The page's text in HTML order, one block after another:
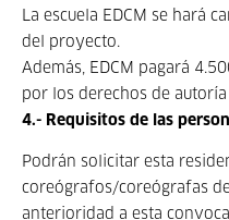
La escuela EDCM se hará
del proyecto.
Además, EDCM pagará
por los derechos de
4.- Requisitos de las
Podrán solicitar esta
coreógrafos/coreógrafas
anterioridad a esta